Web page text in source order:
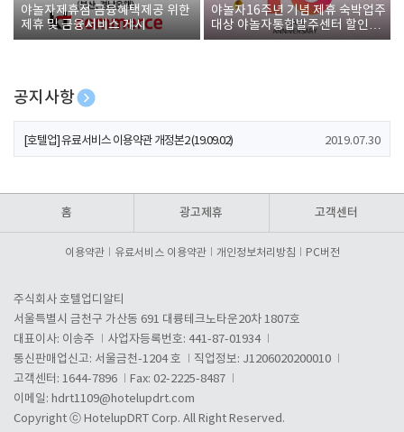
야놀자제휴점 금융혜택제공 위한
제휴 및 금융서비스 게시
야놀자16주년 기념 제휴 숙박업주
대상 야놀자통합발주센터 할인쿠
폰 증정
공지사항
[호텔업] 개인정보 처리방침 개정본1 (19.09.02)
[호텔업] 유료서비스 이용약관 개정본2 (19.09.02) 2019.07.30
홈 광고제휴 고객센터
이용약관 유료서비스 이용약관 개인정보처리방침 PC버전
주식회사 호텔업디알티
서울특별시 금천구 가산동 691 대륭테크노타운20차 1807호
대표이사: 이송주
사업자등록번호: 441-87-01934
통신판매업신고: 서울금천-1204 호
직업정보: J1206020200010
고객센터: 1644-7896
Fax: 02-2225-8487
이메일: hdrt1109@hotelupdrt.com
Copyright ⓒ HotelupDRT Corp. All Right Reserved.